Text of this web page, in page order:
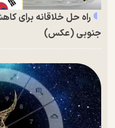
راه حل خلاقانه برای
جنوبی (عکس)